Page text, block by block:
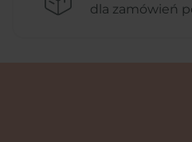
dla zamówień